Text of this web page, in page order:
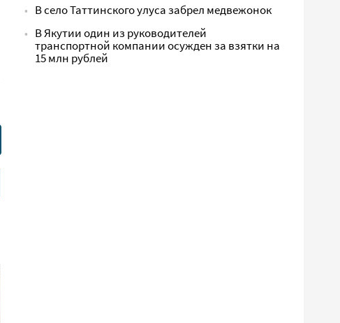
В село Таттинского улуса забрел медвежонок
В Якутии один из руководителей
транспортной компании осужден за взятки на
15 млн рублей